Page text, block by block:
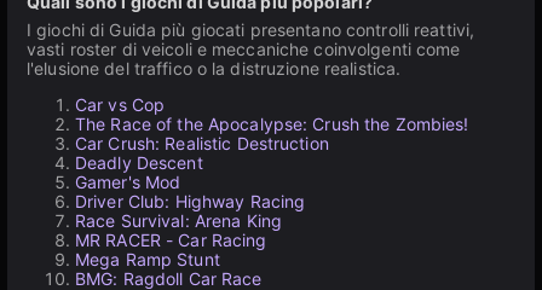
I giochi di Guida più giocati presentano controlli reattivi,
vasti roster di veicoli e meccaniche coinvolgenti come
l'elusione del traffico o la distruzione realistica.
Car vs Cop
The Race of the Apocalypse: Crush the Zombies!
Car Crush: Realistic Destruction
Deadly Descent
Gamer's Mod
Driver Club: Highway Racing
Race Survival: Arena King
MR RACER - Car Racing
Mega Ramp Stunt
BMG: Ragdoll Car Race